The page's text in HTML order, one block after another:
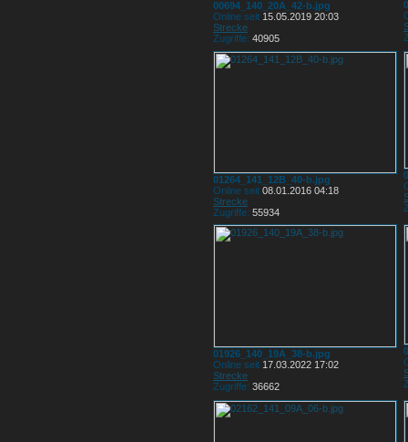
00694_140_20A_42-b.jpg
Online seit 15.05.2019 20:03
Strecke
Zugriffe: 40905
01264_141_12B_40-b.jpg
Online seit 08.01.2016 04:18
Strecke
Zugriffe: 55934
01926_140_19A_38-b.jpg
Online seit 17.03.2022 17:02
Strecke
Zugriffe: 36662